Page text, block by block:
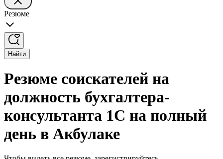
Резюме
Найти
Резюме соискателей на
должность бухгалтера-
консультанта 1С на полный
день в Акбулаке